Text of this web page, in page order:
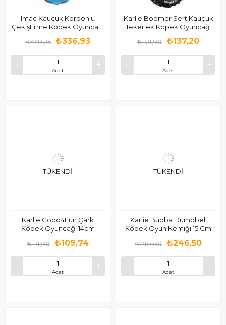
Imac Kauçuk Kordonlu
Çekiştirme Köpek Oyuncağı
Adet
₺336,93
₺449,25
Karlie Boomer Sert Kauçuk
Tekerlek Köpek Oyuncağı
Adet
₺137,20
₺149,90
TÜKENDI
Karlie Good4Fun Çark
Köpek Oyuncağı 14cm
Adet
₺109,74
₺119,90
TÜKENDI
Karlie Bubba Dumbbell
Köpek Oyun Kemiği 15 Cm
Adet
₺246,50
₺290,00